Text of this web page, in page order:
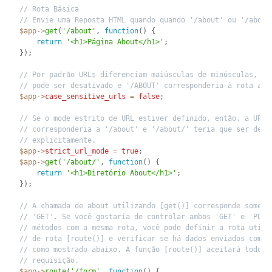
// Rota Básica
// Envie uma Reposta HTML quando quando '/about' ou '/
$app->get ( '/about' , function( )
{
return
'<h1>Página About</h1>' ;
} ) ;
// Por padrão URLs diferenciam maiúsculas de minúsculas,
// pode ser desativado e '/ABOUT' corresponderia à rota
$app->case_sensitive_urls = false;
// Se o mode estrito de URL estiver definido, então, a URL
// corresponderia a '/about' e '/about/' teria que ser
// explicitamente.
$app->strict_url_mode = true;
$app->get ( '/about/' , function( )
{
return
'<h1>Diretório About</h1>' ;
} ) ;
// A chamada de about utilizando [get()] corresponde
// 'GET'. Se você gostaria de controlar ambos 'GET' e
// métodos com a mesma rota, você pode definir a rota
// de rota [route()] e verificar se há dados enviados com a
// como mostrado abaixo. A função [route()] aceitará todos
// requisição.